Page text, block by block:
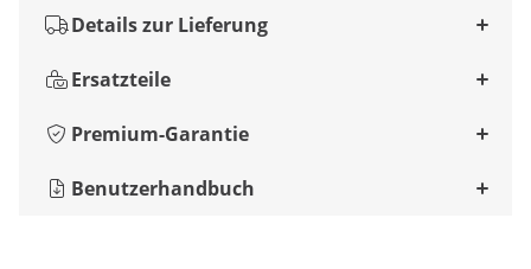
Details zur Lieferung
Ersatzteile
Premium-Garantie
Benutzerhandbuch